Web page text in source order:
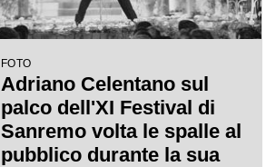
FOTO
Adriano Celentano sul
palco dell'XI Festival di
Sanremo volta le spalle al
pubblico durante la sua